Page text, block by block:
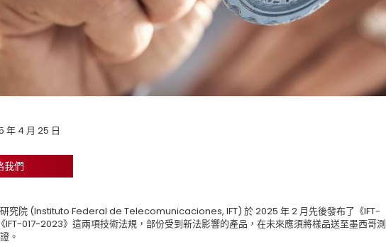
年 4 月 25 日
我們
究院 (Instituto Federal de Telecomunicaciones, IFT) 於 2025 年 2 月先後發布了《IFT-
017-2023》這兩項技術法規，部份受到新法影響的產品，在未來應須將樣品送至墨西哥測
。